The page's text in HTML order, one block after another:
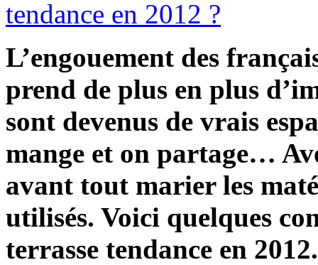
L’engouement des
prend de plus en plus
sont devenus de vrais
mange et on partage…
avant tout marier les
utilisés. Voici quelques
terrasse tendance en